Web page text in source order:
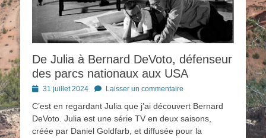
De Julia à Bernard DeVoto, défenseur
des parcs nationaux aux USA
Posted31 juillet 2024 Laisser un commentaire
C’est en regardant Julia que j’ai découvert Bernard
DeVoto. Julia est une série TV en deux saisons,
créée par Daniel Goldfarb, et diffusée pour la